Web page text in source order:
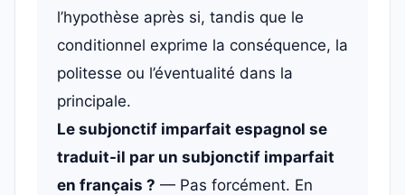
l’hypothèse après si, tandis que le
conditionnel exprime la conséquence, la
politesse ou l’éventualité dans la
principale.
Le subjonctif imparfait espagnol se
traduit-il par un subjonctif imparfait
en français ? — Pas forcément. En